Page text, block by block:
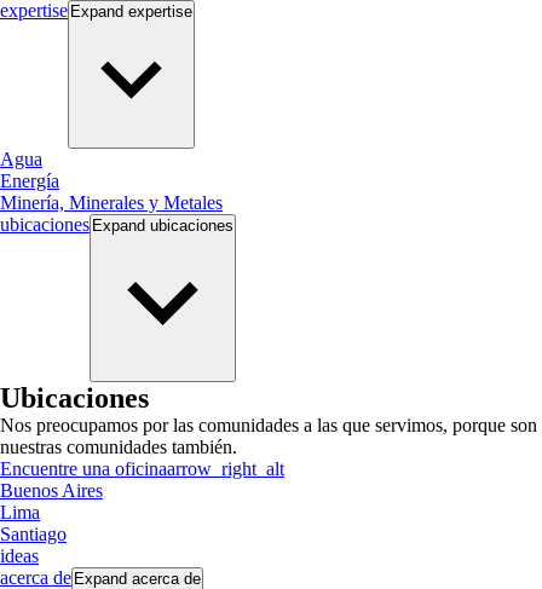
expertise Expand expertise
Agua
Energía
Minería, Minerales y Metales
ubicaciones Expand ubicaciones
Ubicaciones
Nos preocupamos por las comunidades a las que servimos, porque son
nuestras comunidades también.
Encuentre una oficinaarrow_right_alt
Buenos Aires
Lima
Santiago
ideas
acerca de Expand acerca de